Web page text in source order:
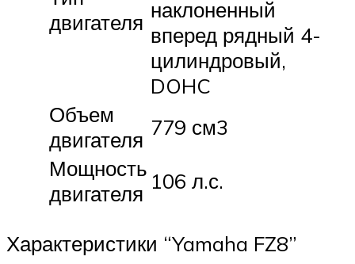
двигателя наклоненный
вперед рядный 4-
цилиндровый,
DOHC
Объем
двигателя 779 см3
Мощность
двигателя 106 л.с.
Характеристики “Yamaha FZ8”